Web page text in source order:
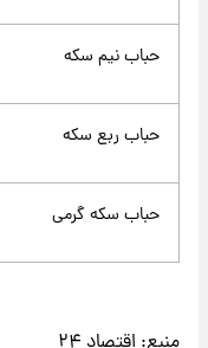
حباب نیم سکه
حباب ربع سکه
حباب سکه گرمی